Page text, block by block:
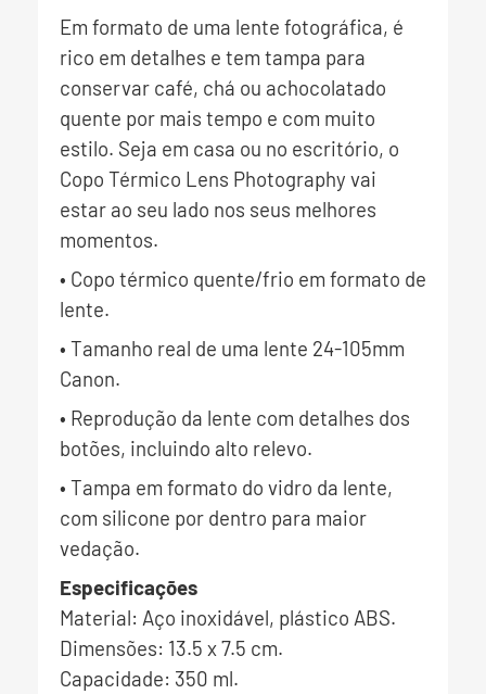
Em formato de uma lente fotográfica, é
rico em detalhes e tem tampa para
conservar café, chá ou achocolatado
quente por mais tempo e com muito
estilo. Seja em casa ou no escritório, o
Copo Térmico Lens Photography vai
estar ao seu lado nos seus melhores
momentos.
• Copo térmico quente/frio em formato de
lente.
• Tamanho real de uma lente 24-105mm
Canon.
• Reprodução da lente com detalhes dos
botões, incluindo alto relevo.
• Tampa em formato do vidro da lente,
com silicone por dentro para maior
vedação.
Especificações
Material: Aço inoxidável, plástico ABS.
Dimensões: 13.5 x 7.5 cm.
Capacidade: 350 ml.